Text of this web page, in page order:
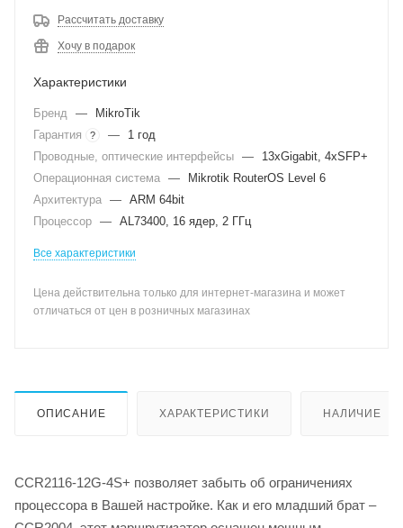
Рассчитать доставку
Хочу в подарок
Характеристики
Бренд —
MikroTik
Гарантия
? —
1 год
Проводные, оптические интерфейсы —
13xGigabit, 4xSFP+
Операционная система —
Mikrotik RouterOS Level 6
Архитектура — ARM 64bit
Процессор — AL73400, 16 ядер, 2 ГГц
Все характеристики
Цена действительна только для интернет-магазина и может
отличаться от цен в розничных магазинах
ОПИСАНИЕ ХАРАКТЕРИСТИКИ НАЛИЧИЕ
CCR2116-12G-4S+ позволяет забыть об ограничениях
процессора в Вашей настройке. Как и его младший брат –